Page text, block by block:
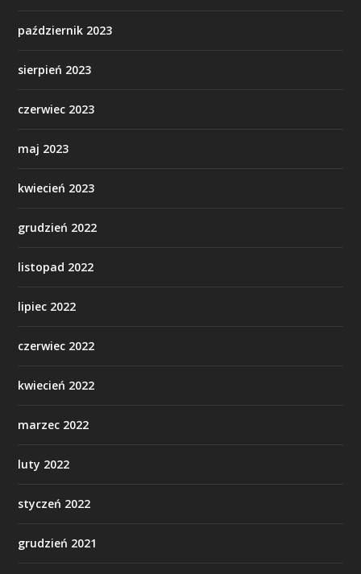
październik 2023
sierpień 2023
czerwiec 2023
maj 2023
kwiecień 2023
grudzień 2022
listopad 2022
lipiec 2022
czerwiec 2022
kwiecień 2022
marzec 2022
luty 2022
styczeń 2022
grudzień 2021